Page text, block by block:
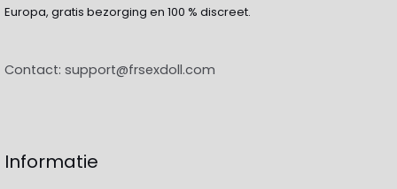
Europa, gratis bezorging en 100 % discreet.
Contact: support@frsexdoll.com
Informatie